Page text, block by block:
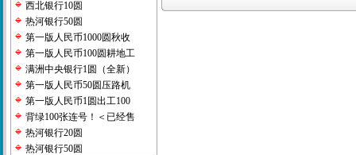
西北银行10圆
热河银行50圆
第一版人民币1000圆秋收
第一版人民币100圆耕地工
满洲中央银行1圆（全新）
第一版人民币50圆压路机
第一版人民币1圆出工100
背绿100张连号！＜已经售
热河银行20圆
热河银行50圆